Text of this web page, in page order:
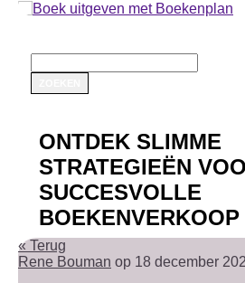
ONTDEK SLIMME
STRATEGIEËN
SUCCESVOLLE
BOEKENVERKOOP
« Terug
Rene Bouman op 18 december